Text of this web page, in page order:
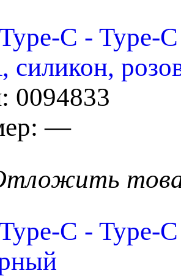
C - Type-
силикон,
0094833
—
C - Type-